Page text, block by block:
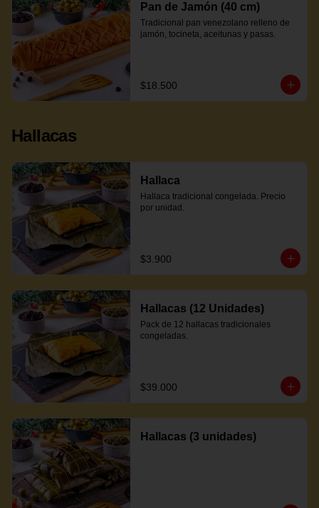
Pan de Jamón (40 cm)
Tradicional pan venezolano relleno de
jamón, tocineta, aceitunas y pasas.
$18.500
Hallacas
Hallaca
Hallaca tradicional congelada. Precio
por unidad.
$3.900
Hallacas (12 Unidades)
Pack de 12 hallacas tradicionales
congeladas.
$39.000
Hallacas (3 unidades)